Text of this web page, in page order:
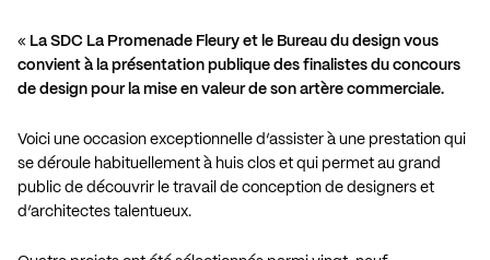
« La SDC La Promenade Fleury et le Bureau du design vous
convient à la présentation publique des finalistes du concours
de design pour la mise en valeur de son artère commerciale.
Voici une occasion exceptionnelle d’assister à une prestation qui
se déroule habituellement à huis clos et qui permet au grand
public de découvrir le travail de conception de designers et
d’architectes talentueux.